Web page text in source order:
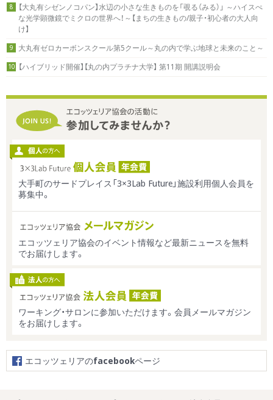
8
【大丸有シゼンノコパン】水辺の小さな生きものを「覗る（みる）」 ～ハイスぺ
な光学顕微鏡でミクロの世界へ！～【まちの生きもの/親子・初心者の大人向
け】
9 大丸有ゼロカーボンスクール第5クール～丸の内で学ぶ地球と未来のこと～
10 【ハイブリッド開催】【丸の内プラチナ大学】 第11期 開講説明会
大手町のサードプレイス「3×3Lab Future」施設利用個人会員を
募集中。
エコッツェリア協会のイベント情報など最新ニュースを無料
でお届けします。
ワーキング・サロンに参加いただけます。会員メールマガジン
をお届けします。
エコッツェリアのfacebookページ